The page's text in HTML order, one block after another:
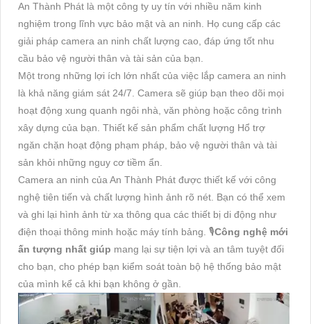
An Thành Phát là một công ty uy tín với nhiều năm kinh
nghiệm trong lĩnh vực bảo mật và an ninh. Họ cung cấp các
giải pháp camera an ninh chất lượng cao, đáp ứng tốt nhu
cầu bảo vệ người thân và tài sản của bạn.
Một trong những lợi ích lớn nhất của việc lắp camera an ninh
là khả năng giám sát 24/7. Camera sẽ giúp bạn theo dõi mọi
hoạt động xung quanh ngôi nhà, văn phòng hoặc công trình
xây dựng của bạn. Thiết kế sản phẩm chất lượng Hổ trợ
ngăn chặn hoạt động phạm pháp, bảo vệ người thân và tài
sản khỏi những nguy cơ tiềm ẩn.
Camera an ninh của An Thành Phát được thiết kế với công
nghệ tiên tiến và chất lượng hình ảnh rõ nét. Bạn có thể xem
và ghi lại hình ảnh từ xa thông qua các thiết bị di động như
điện thoại thông minh hoặc máy tính bảng. 🎙Công nghệ mới
ấn tượng nhất giúp mang lại sự tiện lợi và an tâm tuyệt đối
cho bạn, cho phép bạn kiểm soát toàn bộ hệ thống bảo mật
của mình kể cả khi bạn không ở gần.